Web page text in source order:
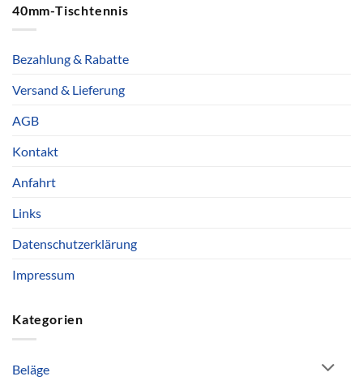
40mm-Tischtennis
Bezahlung & Rabatte
Versand & Lieferung
AGB
Kontakt
Anfahrt
Links
Datenschutzerklärung
Impressum
Kategorien
Beläge